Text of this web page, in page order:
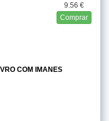
9.56 €
Comprar
COM IMANES